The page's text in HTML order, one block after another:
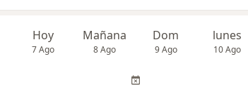
Hoy
7 Ago
Mañana
8 Ago
Dom
9 Ago
lunes
10 Ago